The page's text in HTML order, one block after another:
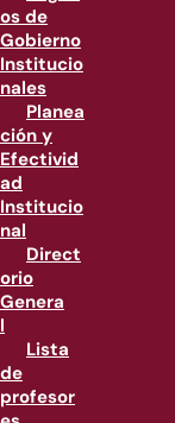
os de
Gobierno
Institucio
nales
Planea
ción y
Efectivid
ad
Institucio
nal
Direct
orio
Genera
l
Lista
de
profesor